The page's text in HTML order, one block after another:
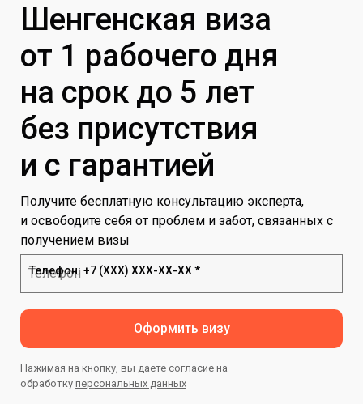
Шенгенская виза
от 1 рабочего дня
на срок до 5 лет
без присутствия
и с гарантией
Получите бесплатную консультацию эксперта,
и освободите себя от проблем и забот, связанных с
получением визы
Телефон: +7 (ХХХ) ХХХ-ХХ-ХХ *
Оформить визу
Нажимая на кнопку, вы даете согласие на
обработку персональных данных